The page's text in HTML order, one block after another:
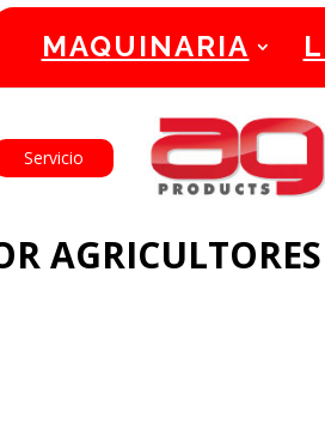
Servicio
AGRICULTORES
MAQUINARIA